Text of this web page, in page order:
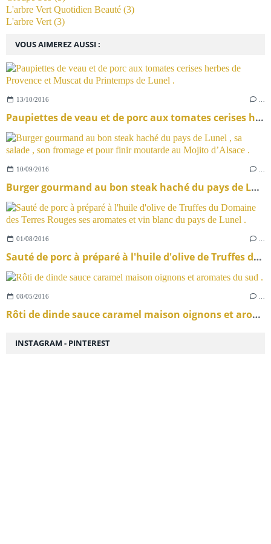
VOUS AIMEREZ AUSSI :
13/10/2016
Paupiettes de veau et de porc aux tomates cerises herbes de Provence et Muscat du Printemps de Lunel .
10/09/2016
Burger gourmand au bon steak haché du pays de Lunel , sa salade , son fromage et pour finir moutarde au Mojito d’Alsace .
01/08/2016
Sauté de porc à préparé à l'huile d'olive de Truffes du Domaine des Terres Rouges ses aromates et vin blanc du pays de Lunel .
08/05/2016
Rôti de dinde sauce caramel maison oignons et aromates du sud .
L'arbre Vert Quotidien Beauté (3)
L'arbre Vert (3)
INSTAGRAM - PINTEREST